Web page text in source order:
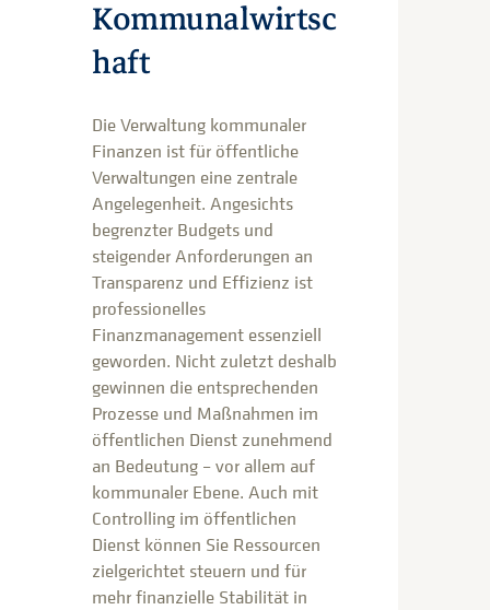
Kommunalwirtsc
haft
Die Verwaltung kommunaler
Finanzen ist für öffentliche
Verwaltungen eine zentrale
Angelegenheit. Angesichts
begrenzter Budgets und
steigender Anforderungen an
Transparenz und Effizienz ist
professionelles
Finanzmanagement essenziell
geworden. Nicht zuletzt deshalb
gewinnen die entsprechenden
Prozesse und Maßnahmen im
öffentlichen Dienst zunehmend
an Bedeutung – vor allem auf
kommunaler Ebene. Auch mit
Controlling im öffentlichen
Dienst können Sie Ressourcen
zielgerichtet steuern und für
mehr finanzielle Stabilität in